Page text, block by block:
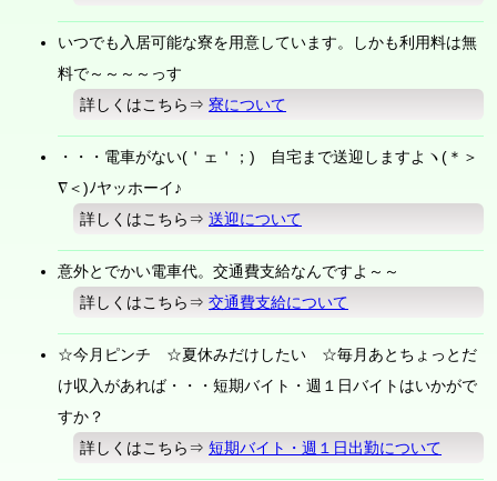
いつでも入居可能な寮を用意しています。しかも利用料は無
料で～～～～っす
詳しくはこちら⇒寮について
・・・電車がない(＇ェ＇；) 自宅まで送迎しますよヽ(＊＞
∇＜)ﾉヤッホーイ♪
詳しくはこちら⇒送迎について
意外とでかい電車代。交通費支給なんですよ～～
詳しくはこちら⇒交通費支給について
☆今月ピンチ ☆夏休みだけしたい ☆毎月あとちょっとだ
け収入があれば・・・短期バイト・週１日バイトはいかがで
すか？
詳しくはこちら⇒短期バイト・週１日出勤について